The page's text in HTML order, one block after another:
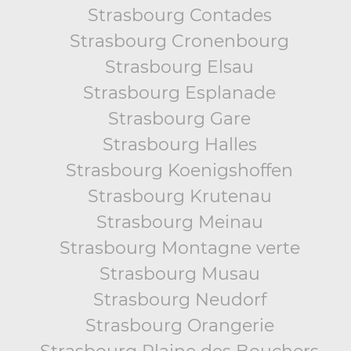
Strasbourg Contades
Strasbourg Cronenbourg
Strasbourg Elsau
Strasbourg Esplanade
Strasbourg Gare
Strasbourg Halles
Strasbourg Koenigshoffen
Strasbourg Krutenau
Strasbourg Meinau
Strasbourg Montagne verte
Strasbourg Musau
Strasbourg Neudorf
Strasbourg Orangerie